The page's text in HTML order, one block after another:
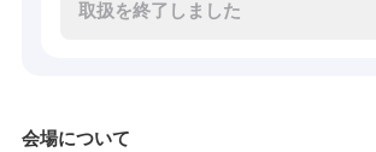
取扱を終了しました
会場について